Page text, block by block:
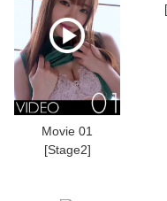
Movie 01
[Stage2]